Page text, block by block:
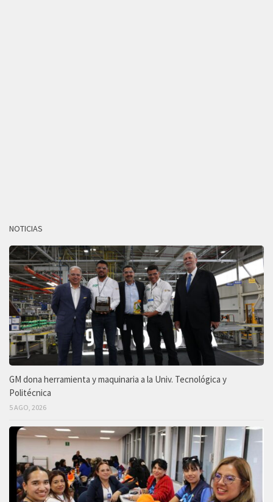
NOTICIAS
GM dona herramienta y maquinaria a la Univ. Tecnológica y
Politécnica
5 AGO, 2026